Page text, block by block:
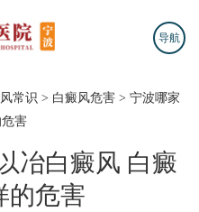
导航
常识 > 白癜风危害 > 宁波哪家
害
冶白癜风 白癜
的危害